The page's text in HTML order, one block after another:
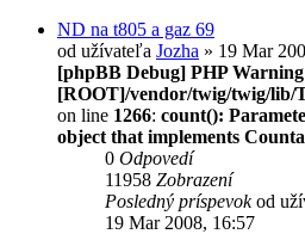
ND na t805 a gaz 69
od užívateľa Jozha » 19 Mar
[phpBB Debug] PHP Warning
[ROOT]/vendor/twig/twig/lib/
on line 1266: count():
object that implements
0 Odpovedí
11958 Zobrazení
Posledný príspevokod
19 Mar 2008, 16:57